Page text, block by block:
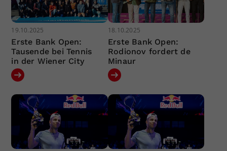
19.10.2025
Erste Bank Open:
Tausende bei Tennis
in der Wiener City
18.10.2025
Erste Bank Open:
Rodionov fordert de
Minaur